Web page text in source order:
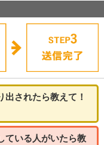
出されたら教えて！
ている人がいたら教